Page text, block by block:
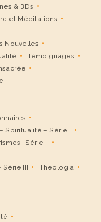
& BDs
et Méditations
Nouvelles
Témoignages
Spiritualité – Série I
Série II
Série III
Theologia